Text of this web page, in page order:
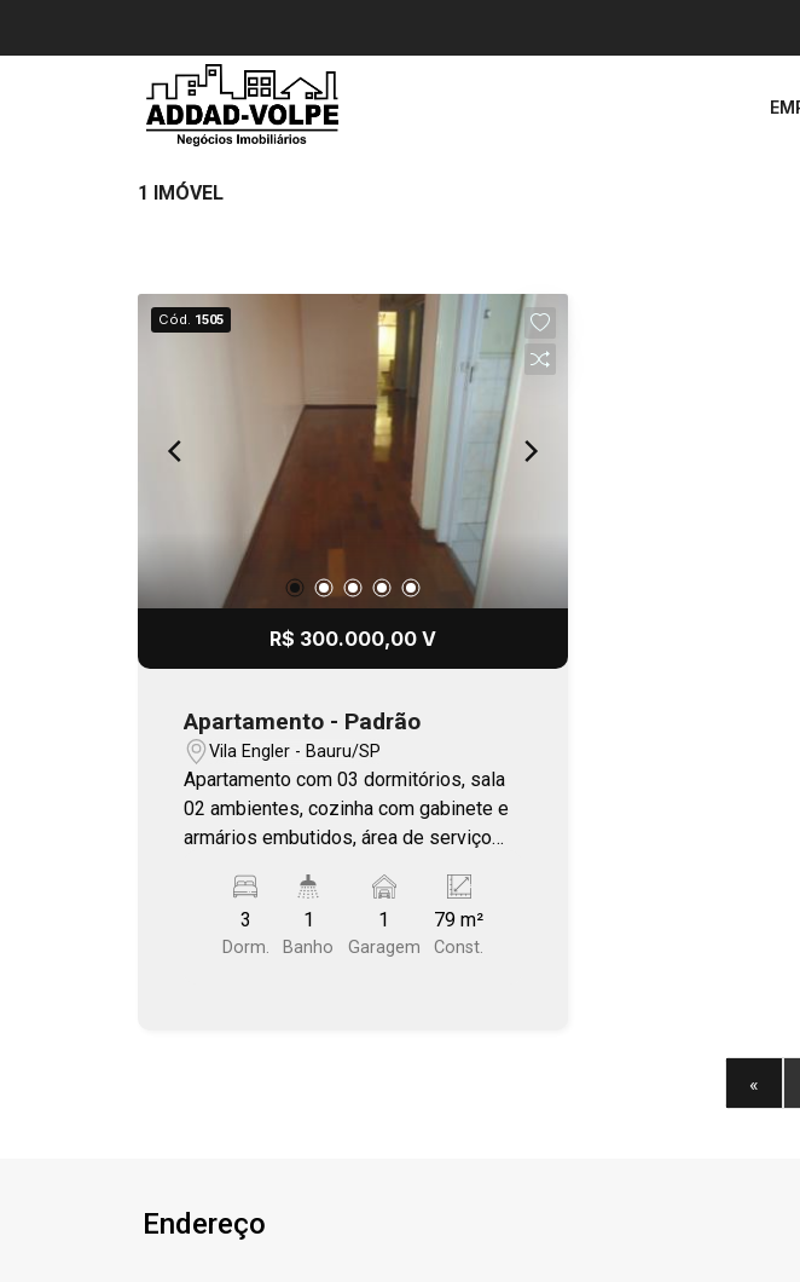
1 IMÓVEL
Cód. 1505
R$ 300.000,00 V
Apartamento - Padrão
Vila Engler - Bauru/SP
Apartamento com 03 dormitórios, sala
02 ambientes, cozinha com gabinete e
armários embutidos, área de serviço
vaga de garagem coberta e armários
planejados. Condomínio com piscina,
salão de festas, portaria 24 horas,
3
Dorm.
1
Banho
1
Garagem
79 m²
Const.
«
Endereço